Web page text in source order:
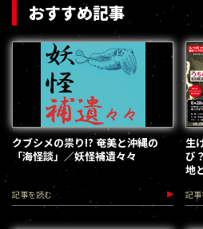
おすすめ記事
クブシメの祟り!? 奄美と沖縄の
「海怪談」／妖怪補遺々々
記事を読む
生
び
地
記